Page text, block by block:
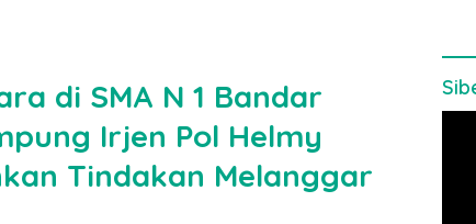
di SMA N 1 Bandar
Irjen Pol Helmy
Tindakan Melanggar